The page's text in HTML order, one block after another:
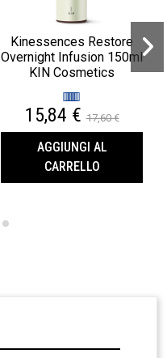
Kinessences Restore
Overnight Infusion 150ml
KIN Cosmetics
15,84 €17,60 €
AGGIUNGI AL
CARRELLO